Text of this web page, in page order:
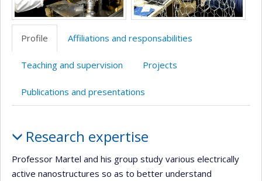
Profile Affiliations and responsabilities
Teaching and supervision Projects
Publications and presentations
Research expertise
Professor Martel and his group study various electrically
active nanostructures so as to better understand